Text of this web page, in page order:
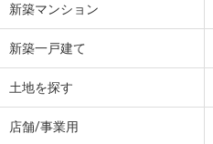
新築マンション
新築一戸建て
土地を探す
店舗/事業用